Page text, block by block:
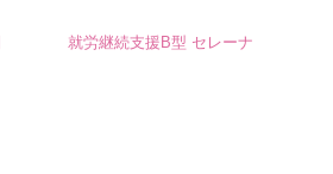
就労継続支援B型 セレーナ